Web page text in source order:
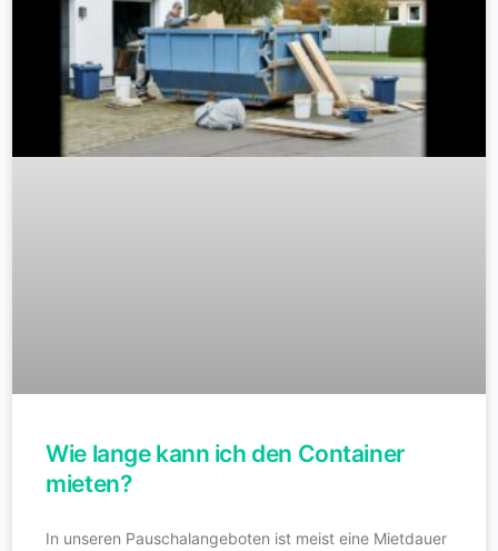
Wie lange kann ich den Container
mieten?
In unseren Pauschalangeboten ist meist eine Mietdauer